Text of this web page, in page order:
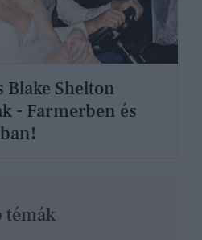
Blake Shelton
- Farmerben és
témák